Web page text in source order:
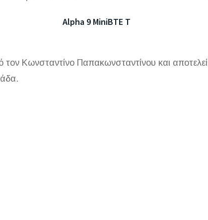
Alpha 9 MiniBTE T
Κωνσταντίνο Παπακωνσταντίνου και αποτελεί